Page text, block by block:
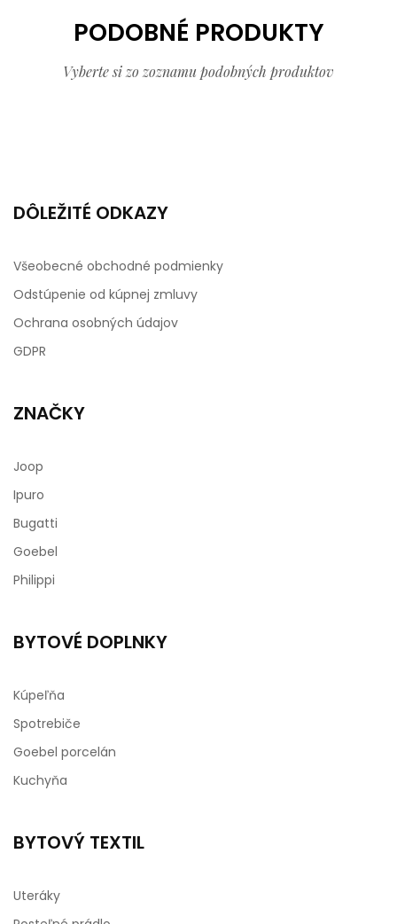
PODOBNÉ PRODUKTY
Vyberte si zo zoznamu podobných produktov
DÔLEŽITÉ ODKAZY
Všeobecné obchodné podmienky
Odstúpenie od kúpnej zmluvy
Ochrana osobných údajov
GDPR
ZNAČKY
Joop
Ipuro
Bugatti
Goebel
Philippi
BYTOVÉ DOPLNKY
Kúpeľňa
Spotrebiče
Goebel porcelán
Kuchyňa
BYTOVÝ TEXTIL
Uteráky